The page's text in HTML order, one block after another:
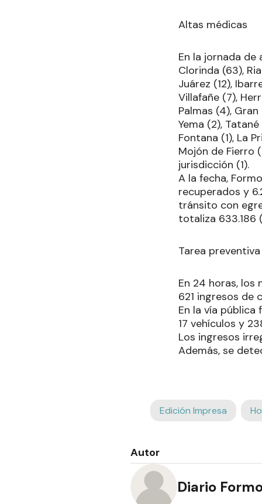
Altas médicas
En la jornada de
Clorinda (63),
Juárez (12),
Villafañe (7),
Palmas (4),
Yema (2),
Fontana (1), La
Mojón de Fierro
jurisdicción (1).
A la fecha,
recuperados y
tránsito con
totaliza 633.186
Tarea preventiva
En 24 horas,
621 ingresos de
En la vía
17 vehículos y
Los ingresos
Además, se
Edición Impresa
Autor
Diario